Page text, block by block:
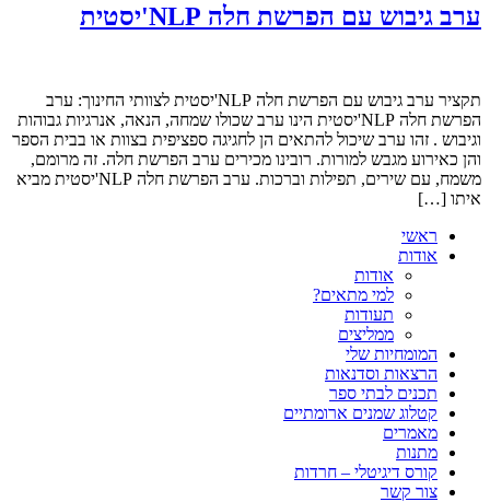
ערב גיבוש עם הפרשת חלה NLP'יסטית
תקציר ערב גיבוש עם הפרשת חלה NLP'יסטית לצוותי החינוך: ערב
הפרשת חלה NLP'יסטית הינו ערב שכולו שמחה, הנאה, אנרגיות גבוהות
וגיבוש . זהו ערב שיכול להתאים הן לחגיגה ספציפית בצוות או בבית הספר
והן כאירוע מגבש למורות. רובינו מכירים ערב הפרשת חלה. זה מרומם,
משמח, עם שירים, תפילות וברכות. ערב הפרשת חלה NLP'יסטית מביא
איתו […]
ראשי
אודות
אודות
למי מתאים?
תעודות
ממליצים
המומחיות שלי
הרצאות וסדנאות
תכנים לבתי ספר
קטלוג שמנים ארומתיים
מאמרים
מתנות
קורס דיגיטלי – חרדות
צור קשר